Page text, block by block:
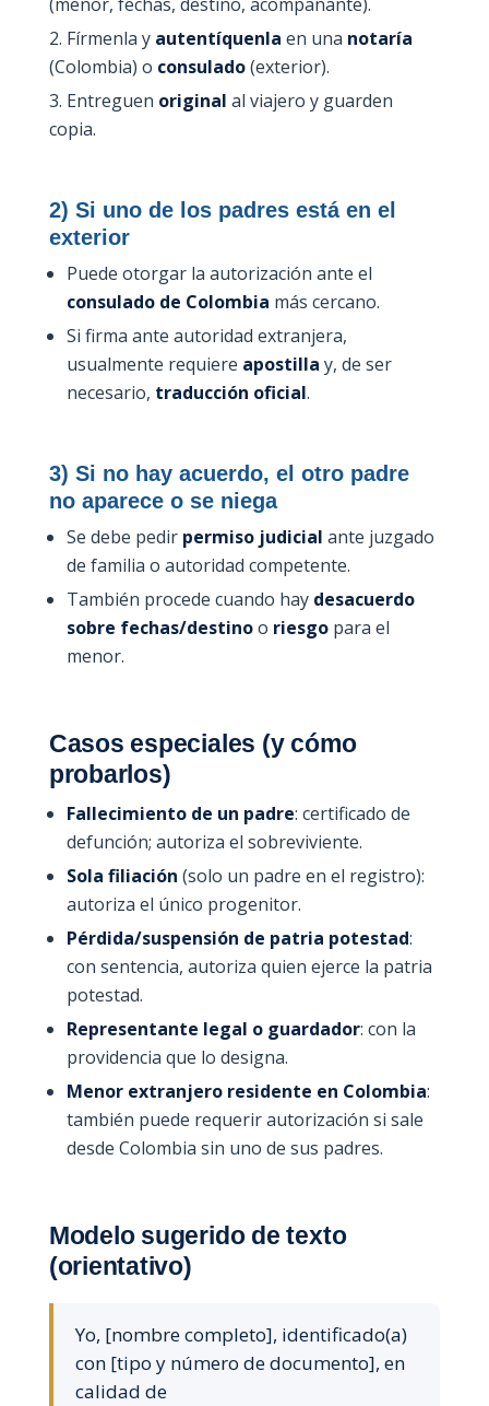
Fírmenla y autentíquenla en una notaría
(Colombia) o consulado(exterior).
Entreguen original al viajero y guarden
copia.
2) Si uno de los padres está en el
exterior
Puede otorgar la autorización ante el
consulado de Colombia más cercano.
Si firma ante autoridad extranjera,
usualmente requiere apostilla y, de ser
necesario, traducción oficial.
3) Si no hay acuerdo, el otro padre
no aparece o se niega
Se debe pedir permiso judicial ante juzgado
de familia o autoridad competente.
También procede cuando hay desacuerdo
sobre fechas/destinoo riesgopara el
menor.
Casos especiales (y cómo
probarlos)
Fallecimiento de un padre: certificado de
defunción; autoriza el sobreviviente.
Sola filiación (solo un padre en el registro):
autoriza el único progenitor.
Pérdida/suspensión de patria potestad:
con sentencia, autoriza quien ejerce la patria
potestad.
Representante legal o guardador: con la
providencia que lo designa.
Menor extranjero residente en Colombia:
también puede requerir autorización si sale
desde Colombia sin uno de sus padres.
Modelo sugerido de texto
(orientativo)
Yo, [nombre completo], identificado(a)
con [tipo y número de documento], en
calidad de